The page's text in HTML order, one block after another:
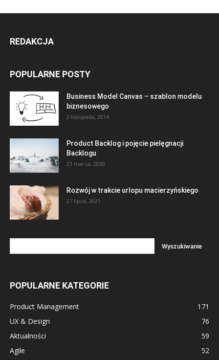
REDAKCJA
POPULARNE POSTY
Business Model Canvas – szablon modelu
biznesowego
2 listopada, 2014
Product Backlog i pojęcie pielęgnacji
Backlogu
23 marca, 2020
Rozwój w trakcie urlopu macierzyńskiego
27 lipca, 2021
POPULARNE KATEGORIE
Product Management
171
UX & Design
76
Aktualności
59
Agile
52